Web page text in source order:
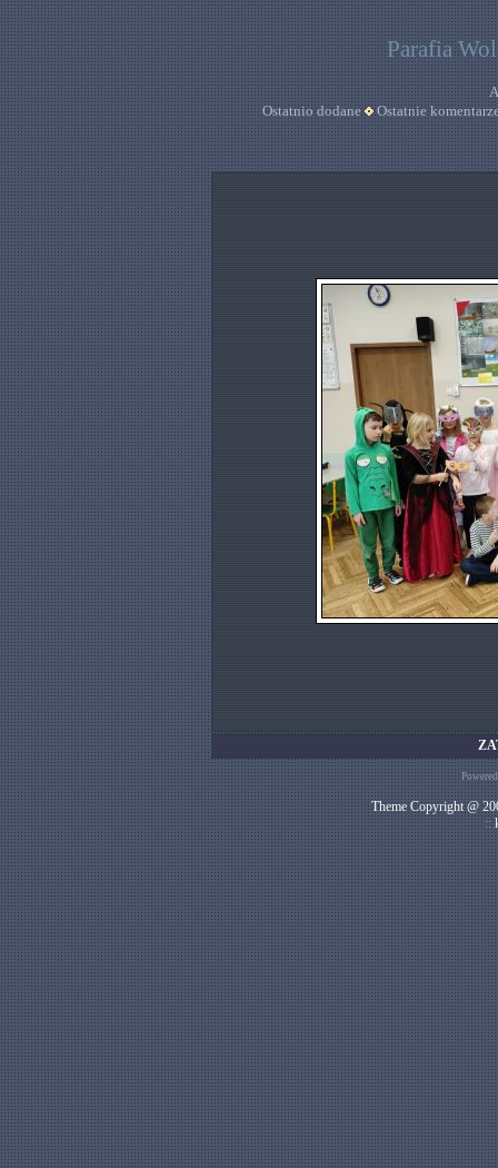
Parafia
Ostatnio dodane
Ostatnie
Theme Copyright @
::